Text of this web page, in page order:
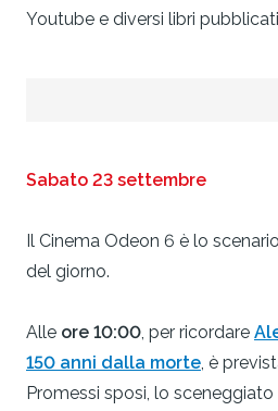
Youtube e diversi libri
Sabato 23 settembre
Il Cinema Odeon 6 è lo
del giorno.
Alle ore 10:00 , per ricordare
150 anni dalla morte , è
Promessi sposi, lo